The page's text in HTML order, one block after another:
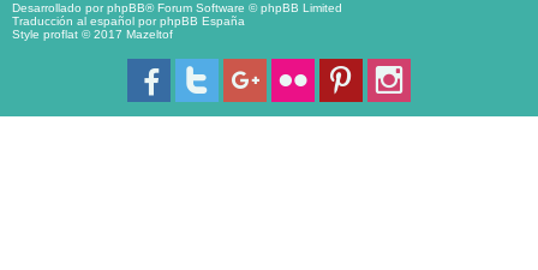
Desarrollado porphpBB® Forum Software © phpBB Limited
Traducción al español porphpBB España
Style proflat © 2017 Mazeltof